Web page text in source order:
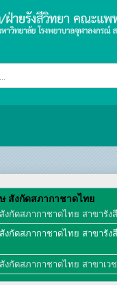
ภาควิชา/ฝ่ายรังสีวิทยา
สังกัดสภากาชาดไทย
งกัดสภากาชาดไทย สาขารัง
งกัดสภากาชาดไทย สาขารัง
งกัดสภากาชาดไทย สาขาเว